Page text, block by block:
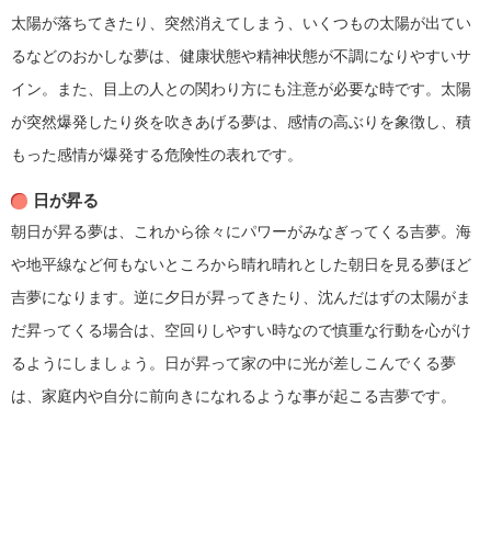
太陽が落ちてきたり、突然消えてしまう、いくつもの太陽が出てい
るなどのおかしな夢は、健康状態や精神状態が不調になりやすいサ
イン。また、目上の人との関わり方にも注意が必要な時です。太陽
が突然爆発したり炎を吹きあげる夢は、感情の高ぶりを象徴し、積
もった感情が爆発する危険性の表れです。
日が昇る
朝日が昇る夢は、これから徐々にパワーがみなぎってくる吉夢。海
や地平線など何もないところから晴れ晴れとした朝日を見る夢ほど
吉夢になります。逆に夕日が昇ってきたり、沈んだはずの太陽がま
だ昇ってくる場合は、空回りしやすい時なので慎重な行動を心がけ
るようにしましょう。日が昇って家の中に光が差しこんでくる夢
は、家庭内や自分に前向きになれるような事が起こる吉夢です。